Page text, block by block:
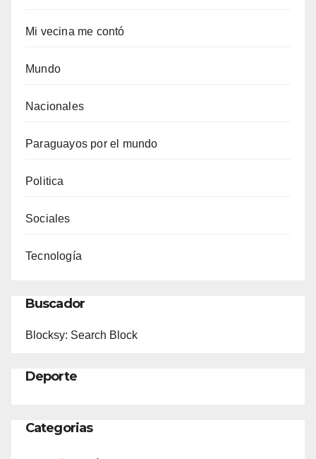
Mi vecina me contó
Mundo
Nacionales
Paraguayos por el mundo
Politica
Sociales
Tecnología
Buscador
Blocksy: Search Block
Deporte
Categorias